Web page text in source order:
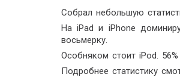
Собрал небольшую
На iPad и iPhone
восьмерку.
Особняком стоит iPod.
Подробнее статистику